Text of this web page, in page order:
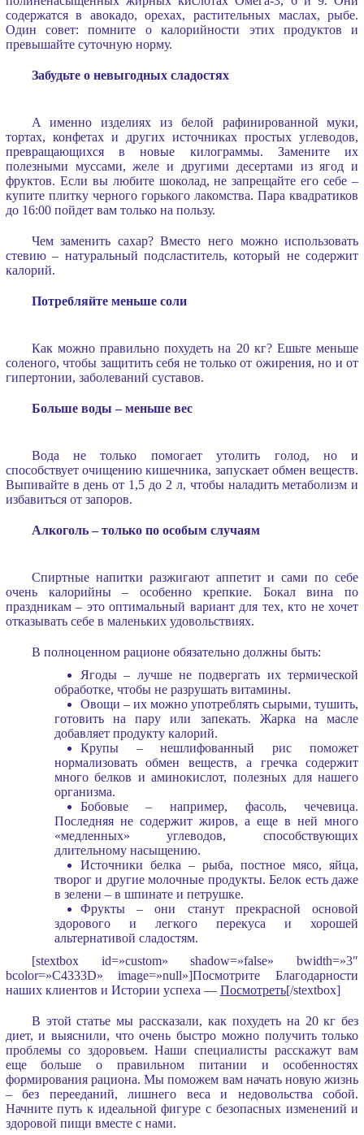
содержатся в авокадо, орехах, растительных маслах, рыбе.
Один совет: помните о калорийности этих продуктов и
превышайте суточную норму.
Забудьте о невыгодных сладостях
А именно изделиях из белой рафинированной муки,
тортах, конфетах и других источниках простых углеводов,
превращающихся в новые килограммы. Замените их
полезными муссами, желе и другими десертами из ягод и
фруктов. Если вы любите шоколад, не запрещайте его себе –
купите плитку черного горького лакомства. Пара квадратиков
до 16:00 пойдет вам только на пользу.
Чем заменить сахар? Вместо него можно использовать
стевию – натуральный подсластитель, который не содержит
калорий.
Потребляйте меньше соли
Как можно правильно похудеть на 20 кг? Ешьте меньше
соленого, чтобы защитить себя не только от ожирения, но и от
гипертонии, заболеваний суставов.
Больше воды – меньше вес
Вода не только помогает утолить голод, но и
способствует очищению кишечника, запускает обмен веществ.
Выпивайте в день от 1,5 до 2 л, чтобы наладить метаболизм и
избавиться от запоров.
Алкоголь – только по особым случаям
Спиртные напитки разжигают аппетит и сами по себе
очень калорийны – особенно крепкие. Бокал вина по
праздникам – это оптимальный вариант для тех, кто не хочет
отказывать себе в маленьких удовольствиях.
В полноценном рационе обязательно должны быть:
Ягоды – лучше не подвергать их термической
обработке, чтобы не разрушать витамины.
Овощи – их можно употреблять сырыми, тушить,
готовить на пару или запекать. Жарка на масле
добавляет продукту калорий.
Крупы – нешлифованный рис поможет
нормализовать обмен веществ, а гречка содержит
много белков и аминокислот, полезных для нашего
организма.
Бобовые – например, фасоль, чечевица.
Последняя не содержит жиров, а еще в ней много
«медленных» углеводов, способствующих
длительному насыщению.
Источники белка – рыба, постное мясо, яйца,
творог и другие молочные продукты. Белок есть даже
в зелени – в шпинате и петрушке.
Фрукты – они станут прекрасной основой
здорового и легкого перекуса и хорошей
альтернативой сладостям.
[stextbox id=»custom» shadow=»false» bwidth=»3″
bcolor=»C4333D» image=»null»]Посмотрите Благодарности
наших клиентов и Истории успеха — Посмотреть[/stextbox]
В этой статье мы рассказали, как похудеть на 20 кг без
диет, и выяснили, что очень быстро можно получить только
проблемы со здоровьем. Наши специалисты расскажут вам
еще больше о правильном питании и особенностях
формирования рациона. Мы поможем вам начать новую жизнь
– без перееданий, лишнего веса и недовольства собой.
Начните путь к идеальной фигуре с безопасных изменений и
здоровой пищи вместе с нами.